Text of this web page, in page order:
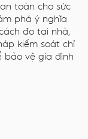
toàn cho sức
phá ý nghĩa
đo tại nhà,
kiểm soát chỉ
bảo vệ gia đình